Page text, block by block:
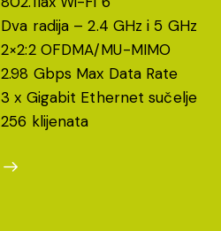
Dva radija – 2.4 GHz i 5 GHz
2×2:2 OFDMA/MU-MIMO
2.98 Gbps Max Data Rate
3 x Gigabit Ethernet sučelje
256 klijenata